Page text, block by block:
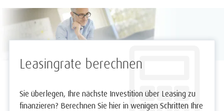
Leasingrate berechnen
Sie überlegen, Ihre nächste Investition über Leasing zu
finanzieren? Berechnen Sie hier in wenigen Schritten Ihre